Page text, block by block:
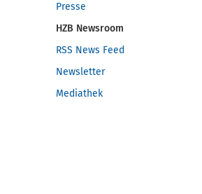
Presse
HZB Newsroom
RSS News Feed
Newsletter
Mediathek